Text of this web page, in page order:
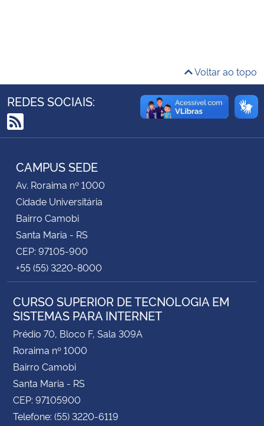
Controladoria-Geral da União
Secretaria-Geral
Secretaria de Governo
Gabinete de Segurança Institucional
Advocacia-Geral da União
Banco Central do Brasil
Planalto
Voltar ao topo
REDES SOCIAIS:
RSS
CAMPUS SEDE
Av. Roraima nº 1000
Cidade Universitária
Bairro Camobi
Santa Maria - RS
CEP: 97105-900
+55 (55) 3220-8000
CURSO SUPERIOR DE TECNOLOGIA EM
SISTEMAS PARA INTERNET
Prédio 70, Bloco F, Sala 309A
Roraima nº 1000
Bairro Camobi
Santa Maria - RS
CEP: 97105900
Telefone: (55) 3220-6119